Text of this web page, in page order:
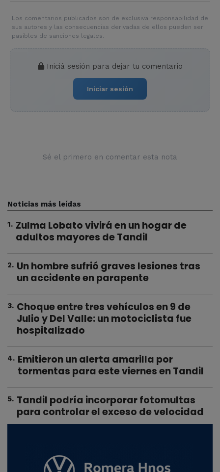
Los comentarios publicados son de exclusiva responsabilidad de
sus autores y las consecuencias derivadas de ellos pueden ser
pasibles de sanciones legales.
Iniciá sesión para dejar tu comentario
Iniciar sesión
Sé el primero en comentar esta nota
Noticias más leídas
1. Zulma Lobato vivirá en un hogar de
adultos mayores de Tandil
2. Un hombre sufrió graves lesiones tras
un accidente en parapente
3. Choque entre tres vehículos en 9 de
Julio y Del Valle: un motociclista fue
hospitalizado
4. Emitieron un alerta amarilla por
tormentas para este viernes en Tandil
5. Tandil podría incorporar fotomultas
para controlar el exceso de velocidad